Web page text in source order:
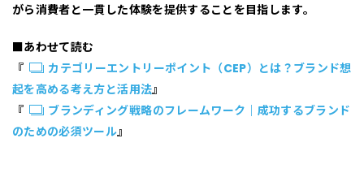
がら消費者と一貫した体験を提供することを目指します。
■あわせて読む
『
カテゴリーエントリーポイント（CEP）とは？ブランド想
起を高める考え方と活用法』
『
ブランディング戦略のフレームワーク｜成功するブランド
のための必須ツール』